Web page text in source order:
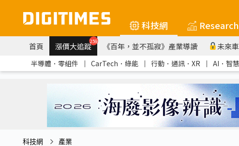
科技網 Research
首頁 漲價大追蹤259 《百年，並不孤寂》產業導讀 未來
半導體．零組件 ｜ CarTech．綠能 ｜ 行動．通訊．XR ｜ AI．智
科技網 產業